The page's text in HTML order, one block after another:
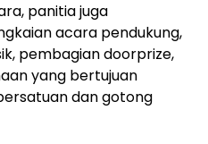
panitia juga
acara pendukung,
pembagian doorprize,
yang bertujuan
dan gotong